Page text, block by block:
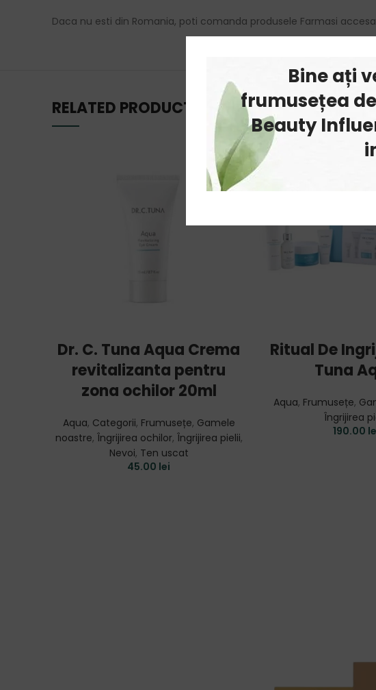
Bine ați
frumusețea
Beauty
Daca nu esti din Romania, poti comanda produsele Farmasi
RELATED PRODUCTS
Dr. C. Tuna Aqua Crema
revitalizanta pentru
zona ochilor 20ml
Aqua, Categorii, Frumusețe, Gamele
noastre, Îngrijirea ochilor, Îngrijirea pielii,
Nevoi, Ten uscat
45.00 lei
ADD TO
Ritual De
Tuna
Aqua, Frumusețe,
Îngrijirea
190.00